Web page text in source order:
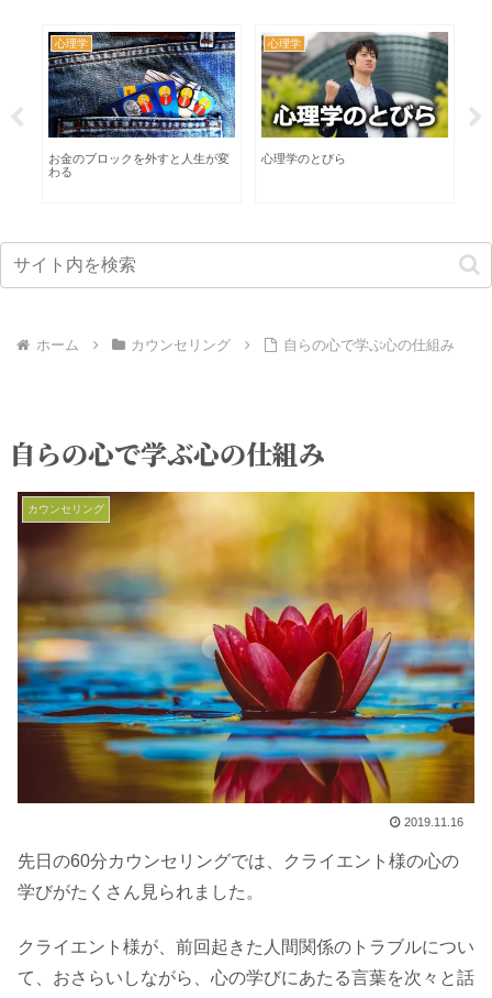
心理学
お金のブロックを外すと人生が変
わる
心理学
心理学のとびら
ホーム カウンセリング 自らの心で学ぶ心の仕組み
自らの心で学ぶ心の仕組み
カウンセリング
2019.11.16
先日の60分カウンセリングでは、クライエント様の心の
学びがたくさん見られました。
クライエント様が、前回起きた人間関係のトラブルについ
て、おさらいしながら、心の学びにあたる言葉を次々と話